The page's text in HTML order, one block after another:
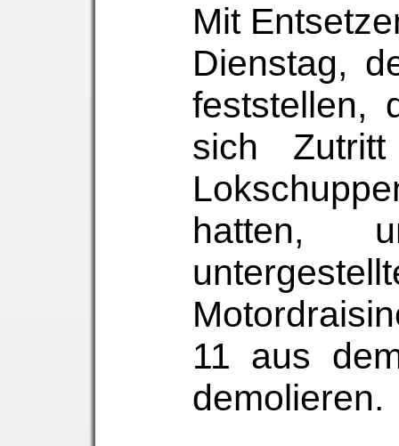
Mit
Dienstag,
feststellen,
sich
hatten,
11 aus
demolieren.